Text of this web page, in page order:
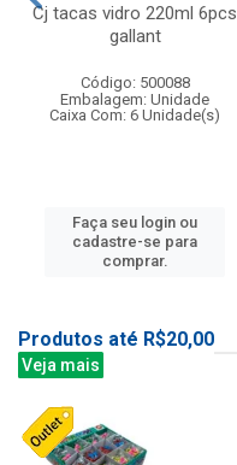
Cj tacas vidro 220ml 6pcs
gallant
Código: 500088
Embalagem: Unidade
Caixa Com: 6 Unidade(s)
Faça seu login ou
cadastre-se para
comprar.
Produtos até R$20,00
Veja mais